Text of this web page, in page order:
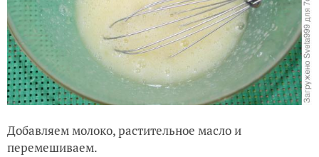
Добавляем молоко, растительное масло и
перемешиваем.